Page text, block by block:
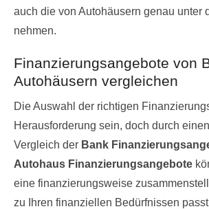
auch die von Autohäusern genau unter
nehmen.
Finanzierungsangebote von
Autohäusern vergleichen
Die Auswahl der richtigen
Herausforderung sein, doch durch
Vergleich der Bank
Autohaus Finanzierungsangebote
eine finanzierungsweise
zu Ihren finanziellen Bedürfnissen